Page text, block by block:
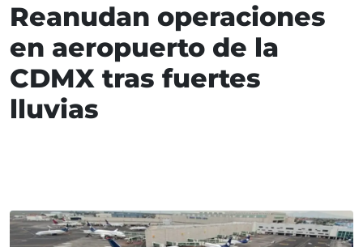
Reanudan operaciones
en aeropuerto de la
CDMX tras fuertes
lluvias